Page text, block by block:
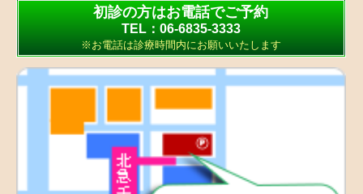
初診の方はお電話でご予約
TEL：06-6835-3333
※お電話は診療時間内にお願いいたします